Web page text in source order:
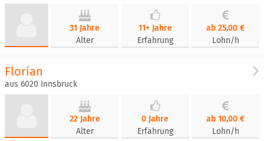
31 Jahre
Alter
11+ Jahre
Erfahrung
ab 25,00 €
Lohn/h
Florian
aus 6020 Innsbruck
22 Jahre
Alter
0 Jahre
Erfahrung
ab 10,00 €
Lohn/h